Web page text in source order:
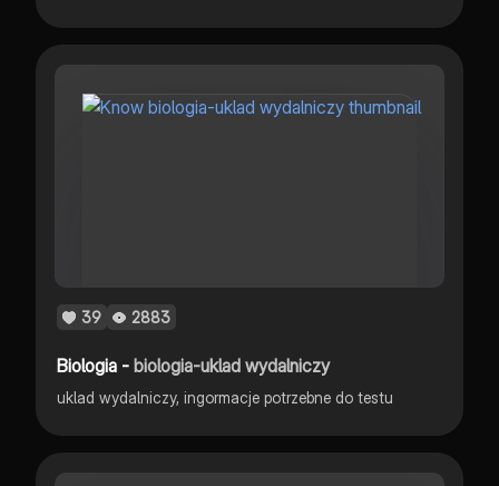
39 2883
Biologia -biologia-uklad wydalniczy
uklad wydalniczy, ingormacje potrzebne do testu